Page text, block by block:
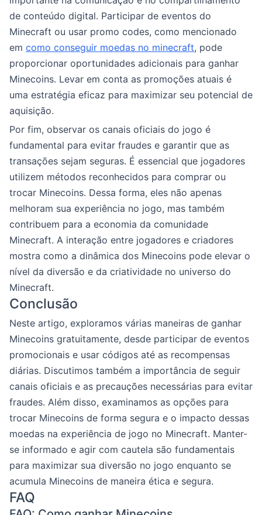
de conteúdo digital. Participar de eventos do
Minecraft ou usar promo codes, como mencionado
em como conseguir moedas no minecraft, pode
proporcionar oportunidades adicionais para ganhar
Minecoins. Levar em conta as promoções atuais é
uma estratégia eficaz para maximizar seu potencial de
aquisição.
Por fim, observar os canais oficiais do jogo é
fundamental para evitar fraudes e garantir que as
transações sejam seguras. É essencial que jogadores
utilizem métodos reconhecidos para comprar ou
trocar Minecoins. Dessa forma, eles não apenas
melhoram sua experiência no jogo, mas também
contribuem para a economia da comunidade
Minecraft. A interação entre jogadores e criadores
mostra como a dinâmica dos Minecoins pode elevar o
nível da diversão e da criatividade no universo do
Minecraft.
Conclusão
Neste artigo, exploramos várias maneiras de ganhar
Minecoins gratuitamente, desde participar de eventos
promocionais e usar códigos até as recompensas
diárias. Discutimos também a importância de seguir
canais oficiais e as precauções necessárias para evitar
fraudes. Além disso, examinamos as opções para
trocar Minecoins de forma segura e o impacto dessas
moedas na experiência de jogo no Minecraft. Manter-
se informado e agir com cautela são fundamentais
para maximizar sua diversão no jogo enquanto se
acumula Minecoins de maneira ética e segura.
FAQ